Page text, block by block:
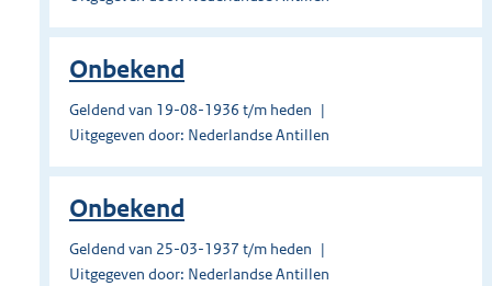
Onbekend
Geldend van 19-08-1936 t/m heden
Uitgegeven door: Nederlandse Antillen
Onbekend
Geldend van 25-03-1937 t/m heden
Uitgegeven door: Nederlandse Antillen